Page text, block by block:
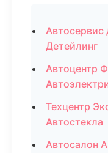
Детейлинг
Автоцентр
Техцентр
Автостекла
Автосалон